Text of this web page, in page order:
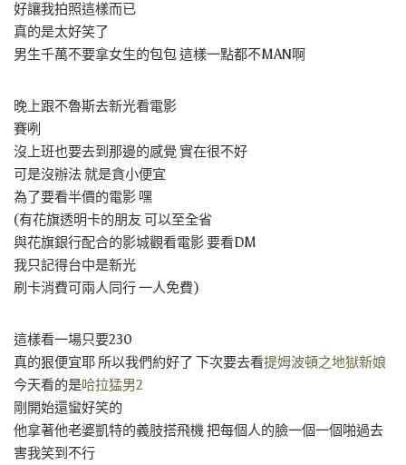
好讓我拍照這樣而已
真的是太好笑了
男生千萬不要拿女生的包包 這樣一點都不MAN啊
晚上跟不魯斯去新光看電影
賽咧
沒上班也要去到那邊的感覺 實在很不好
可是沒辦法 就是貪小便宜
為了要看半價的電影 嘿
(有花旗透明卡的朋友 可以至全省
與花旗銀行配合的影城觀看電影 要看DM
我只記得台中是新光
刷卡消費可兩人同行 一人免費)
這樣看一場只要230
真的狠便宜耶 所以我們約好了 下次要去看提姆波頓之地獄新娘
今天看的是哈拉猛男2
剛開始還蠻好笑的
他拿著他老婆凱特的義肢搭飛機 把每個人的臉一個一個啪過去
害我笑到不行